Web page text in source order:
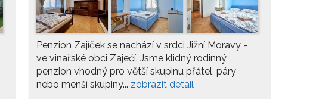
Penzion Zajíček se nachází v srdci Jižní Moravy -
ve vinařské obci Zaječí. Jsme klidný rodinný
penzion vhodný pro větší skupinu přátel, páry
nebo menší skupiny... zobrazit detail